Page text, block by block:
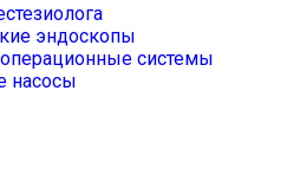
эндоскопы
системы
насосы